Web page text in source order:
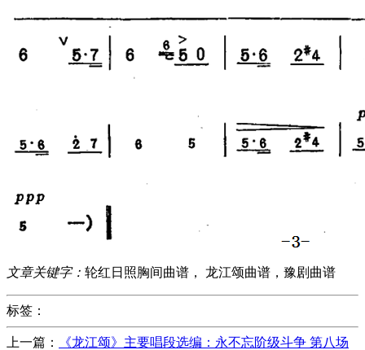
文章关键字： 轮红日照胸间曲谱， 龙江颂曲谱，豫剧曲谱
标签：
上一篇：
《龙江颂》主要唱段选编：永不忘阶级斗争 第八场